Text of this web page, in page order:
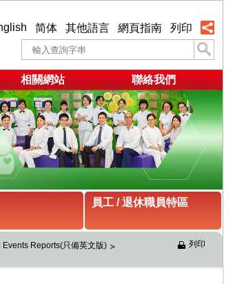
简体 其他語言 網頁指南 列印
相關網站 聯絡我們
員工 / 退休職員特區
Reports(只備英文版)
列印